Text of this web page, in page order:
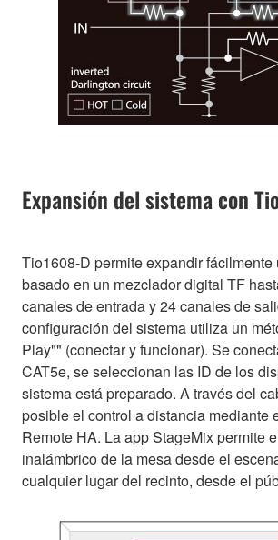
Expansión del sistema con
Tio1608-D permite expandir fácilmente
basado en un mezclador digital TF
canales de entrada y 24 canales de
configuración del sistema utiliza un
Play"" (conectar y funcionar). Se
CAT5e, se seleccionan las ID de los
sistema está preparado. A través del
posible el control a distancia mediante
Remote HA. La app StageMix permite
inalámbrico de la mesa desde el
cualquier lugar del recinto, desde el